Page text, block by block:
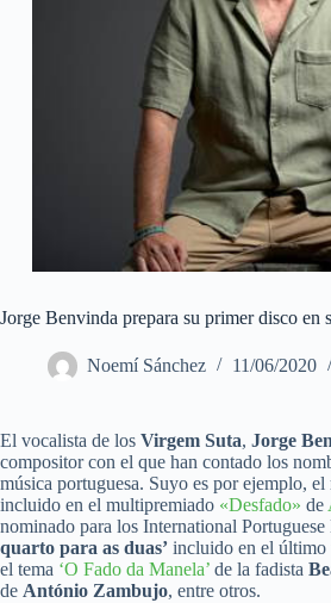
Jorge Benvinda prepara su primer disco en
Noemí Sánchez 11/06/2020
El vocalista de los Virgem Suta, Jorge
compositor con el que han contado los
música portuguesa. Suyo es por ejemplo,
incluido en el multipremiado «Desfado» de
nominado para los International
quarto para as duas’ incluido en el último
el tema ‘O Fado da Manela’ de la fadista
de António Zambujo, entre otros.